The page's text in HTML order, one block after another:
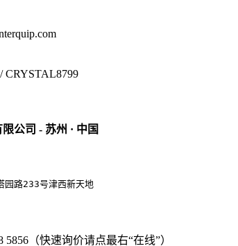
CRYSTAL8799
公司 - 苏州 · 中国
园路233号津西新天地
5856（快速询价请点最右“在线”）